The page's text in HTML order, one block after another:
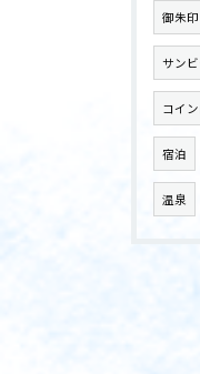
御朱印
サン
コイ
宿泊
温泉